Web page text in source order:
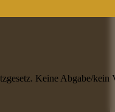
Keine Abgabe/